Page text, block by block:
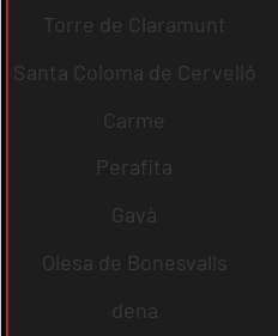
Torre de Claramunt
Santa Coloma de Cervelló
Carme
Perafita
Gavà
Olesa de Bonesvalls
dena